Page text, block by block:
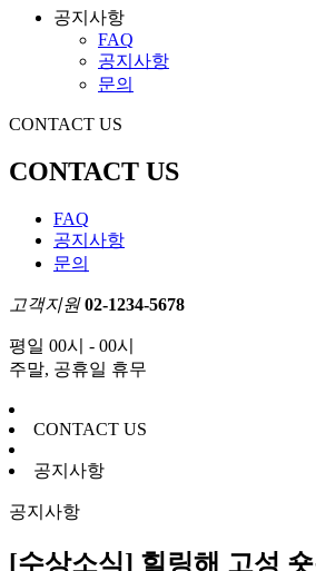
공지사항
FAQ
공지사항
문의
CONTACT US
CONTACT US
FAQ
공지사항
문의
고객지원 02-1234-5678
평일 00시 - 00시
주말, 공휴일 휴무
CONTACT US
공지사항
공지사항
[수상소식] 힐링해 고성